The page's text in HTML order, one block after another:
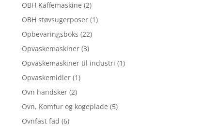
OBH Kaffemaskine (2)
OBH støvsugerposer (1)
Opbevaringsboks (22)
Opvaskemaskiner (3)
Opvaskemaskiner til industri (1)
Opvaskemidler (1)
Ovn handsker (2)
Ovn, Komfur og kogeplade (5)
Ovnfast fad (6)